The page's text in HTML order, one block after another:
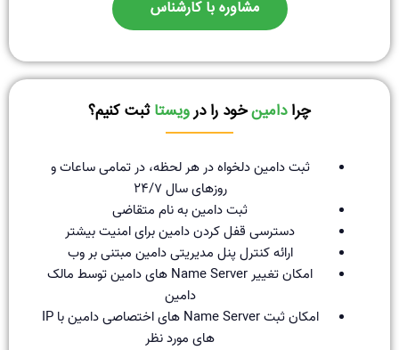
مشاوره با کارشناس
چرادامینخود را درویستاثبت کنیم؟
ثبت دامین دلخواه در هر لحظه، در تمامی ساعات و
روزهای سال ۲۴/۷
ثبت دامین به نام متقاضی
دسترسی قفل کردن دامین برای امنیت بیشتر
ارائه کنترل پنل مدیریتی دامین مبتنی بر وب
امکان تغییر Name Server های دامین توسط مالک
دامین
امکان ثبت Name Server های اختصاصی دامین با IP
های مورد نظر